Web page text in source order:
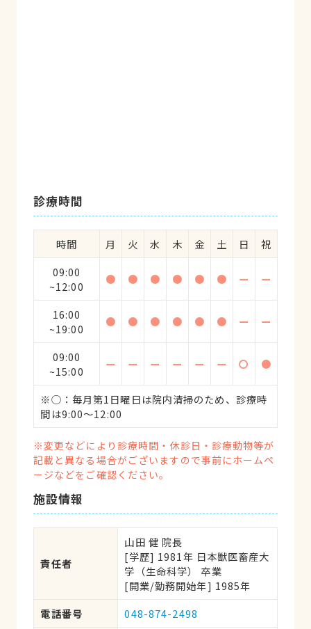
診療時間
時間 月 火 水 木 金 土 日
祝
09:00
~12:00
● ● ● ● ● ● ー ー
16:00
~19:00
● ● ● ● ● ● ー ー
09:00
~15:00
ー ー ー ー ー ー 〇 ●
※○：毎月第1日曜日は院内清掃のため、診療時
間は9:00〜12:00
※変更などにより診療時間・休診日・診療動物等が
記載と異なる場合がございますので事前にホームペ
ージなどをご確認ください。
施設情報
責任者
山田 健 院長
[学歴] 1981年 日本獣医畜産大
学（生命科学） 卒業
[開業/勤務開始年] 1985年
電話番号
048-874-2498